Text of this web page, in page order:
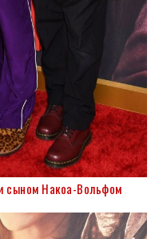
сыном Накоа-Вольфом